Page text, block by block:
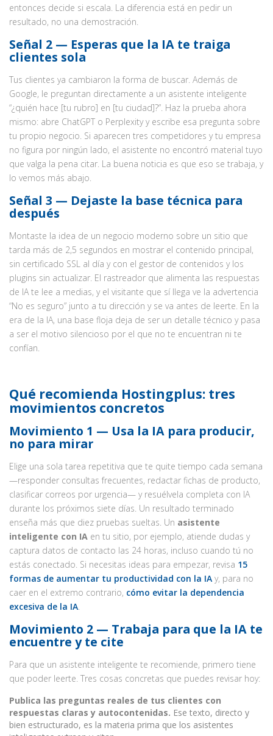
entonces decide si escala. La diferencia está en pedir un
resultado, no una demostración.
Señal 2 — Esperas que la IA te traiga
clientes sola
Tus clientes ya cambiaron la forma de buscar. Además de
Google, le preguntan directamente a un asistente inteligente
“¿quién hace [tu rubro] en [tu ciudad]?”. Haz la prueba ahora
mismo: abre ChatGPT o Perplexity y escribe esa pregunta sobre
tu propio negocio. Si aparecen tres competidores y tu empresa
no figura por ningún lado, el asistente no encontró material tuyo
que valga la pena citar. La buena noticia es que eso se trabaja, y
lo vemos más abajo.
Señal 3 — Dejaste la base técnica para
después
Montaste la idea de un negocio moderno sobre un sitio que
tarda más de 2,5 segundos en mostrar el contenido principal,
sin certificado SSL al día y con el gestor de contenidos y los
plugins sin actualizar. El rastreador que alimenta las respuestas
de IA te lee a medias, y el visitante que sí llega ve la advertencia
“No es seguro” junto a tu dirección y se va antes de leerte. En la
era de la IA, una base floja deja de ser un detalle técnico y pasa
a ser el motivo silencioso por el que no te encuentran ni te
confían.
Qué recomienda Hostingplus: tres
movimientos concretos
Movimiento 1 — Usa la IA para producir,
no para mirar
Elige una sola tarea repetitiva que te quite tiempo cada semana
—responder consultas frecuentes, redactar fichas de producto,
clasificar correos por urgencia— y resuélvela completa con IA
durante los próximos siete días. Un resultado terminado
enseña más que diez pruebas sueltas. Un asistente
inteligente con IA en tu sitio, por ejemplo, atiende dudas y
captura datos de contacto las 24 horas, incluso cuando tú no
estás conectado. Si necesitas ideas para empezar, revisa 15
formas de aumentar tu productividad con la IA y, para no
caer en el extremo contrario, cómo evitar la dependencia
excesiva de la IA.
Movimiento 2 — Trabaja para que la IA te
encuentre y te cite
Para que un asistente inteligente te recomiende, primero tiene
que poder leerte. Tres cosas concretas que puedes revisar hoy:
Publica las preguntas reales de tus clientes con
respuestas claras y autocontenidas. Ese texto, directo y
bien estructurado, es la materia prima que los asistentes